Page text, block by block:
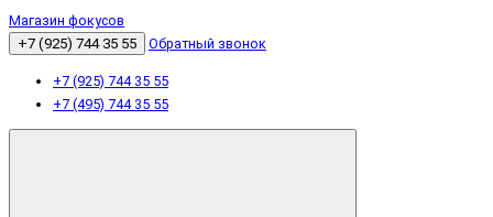
Магазин фокусов
+7 (925) 744 35 55
Обратный звонок
+7 (925) 744 35 55
+7 (495) 744 35 55